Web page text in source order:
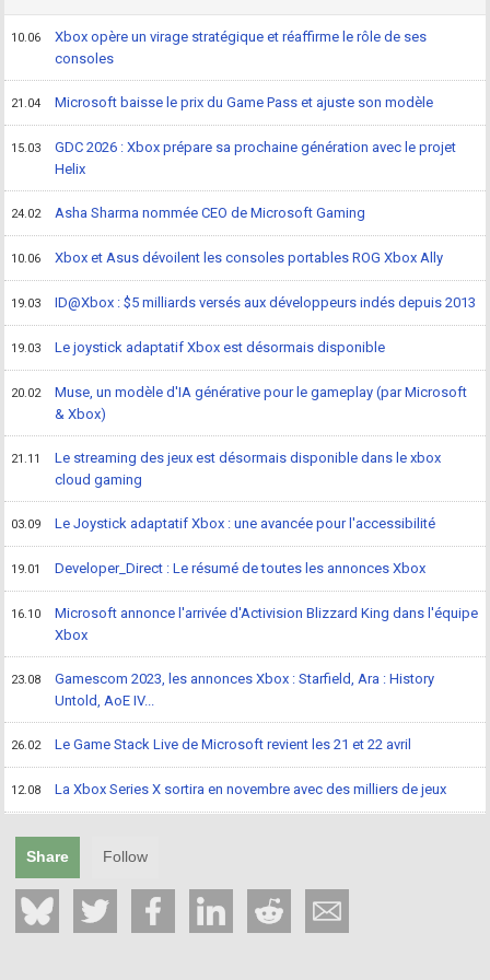
10.06
Xbox opère un virage stratégique et réaffirme le rôle de ses
consoles
21.04 Microsoft baisse le prix du Game Pass et ajuste son modèle
15.03
GDC 2026 : Xbox prépare sa prochaine génération avec le projet
Helix
24.02 Asha Sharma nommée CEO de Microsoft Gaming
10.06 Xbox et Asus dévoilent les consoles portables ROG Xbox Ally
19.03 ID@Xbox : $5 milliards versés aux développeurs indés depuis 2013
19.03 Le joystick adaptatif Xbox est désormais disponible
20.02
Muse, un modèle d'IA générative pour le gameplay (par Microsoft
& Xbox)
21.11
Le streaming des jeux est désormais disponible dans le xbox
cloud gaming
03.09 Le Joystick adaptatif Xbox : une avancée pour l'accessibilité
19.01 Developer_Direct : Le résumé de toutes les annonces Xbox
16.10
Microsoft annonce l'arrivée d'Activision Blizzard King dans l'équipe
Xbox
23.08
Gamescom 2023, les annonces Xbox : Starfield, Ara : History
Untold, AoE IV...
26.02 Le Game Stack Live de Microsoft revient les 21 et 22 avril
12.08 La Xbox Series X sortira en novembre avec des milliers de jeux
Share Follow